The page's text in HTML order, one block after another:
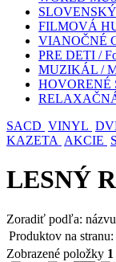
FILMOVÁ
VIANOČNÉ
PRE DETI /
MUZIKÁL /
HOVORENÉ
SACD VINYL
KAZETA AKCIE
LESNÝ
Zoradiť podľa: názvu
Produktov na stranu:
Zobrazené položky